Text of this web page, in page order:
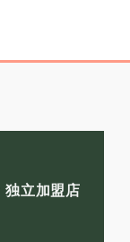
独立加盟店